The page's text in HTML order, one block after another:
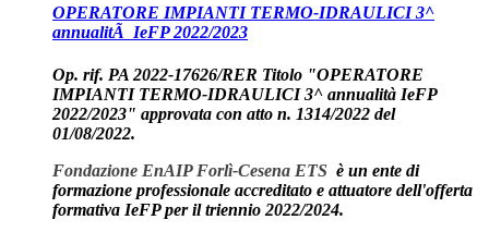
OPERATORE IMPIANTI TERMO-IDRAULICI 3^
annualitÃ IeFP 2022/2023
Op. rif. PA 2022-17626/RER Titolo "OPERATORE
IMPIANTI TERMO-IDRAULICI 3^ annualità IeFP
2022/2023" approvata con atto n. 1314/2022 del
01/08/2022.
Fondazione EnAIP Forlì-Cesena ETS è un ente di
formazione professionale accreditato e attuatore dell'offerta
formativa IeFP per il triennio 2022/2024.